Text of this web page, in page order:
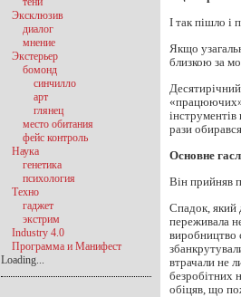
І так пішло і
Якщо
близкою за
«працюючих»
рази
Основне
Він прийняв
Спадок, який
переживала
виробництво
втрачали не
безробітних
обіцяв, що
Эксклюзив
диалог
мнение
Экстерьер
бомонд
синчилло
арт
глянец
место обитания
фейс контроль
Наука
генетика
психология
Техно
гаджет
экстрим
Industry 4.0
Программа и Манифест
Loading...